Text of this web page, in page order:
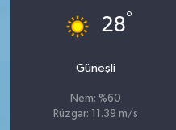
28°
Güneşli
Nem: %60
Rüzgar: 11.39 m/s